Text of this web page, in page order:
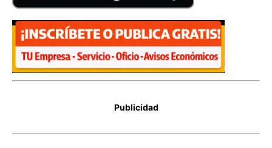
Publicidad